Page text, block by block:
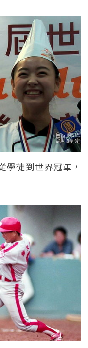
學徒到世界冠軍，